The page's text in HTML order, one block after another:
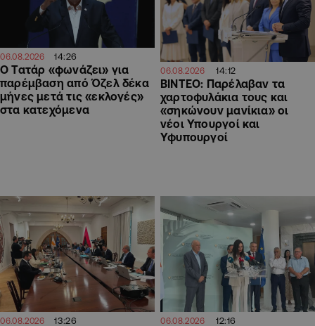
06.08.2026 14:26
Ο Τατάρ «φωνάζει» για
παρέμβαση από Όζελ δέκα
μήνες μετά τις «εκλογές»
στα κατεχόμενα
06.08.2026 14:12
ΒΙΝΤΕΟ: Παρέλαβαν τα
χαρτοφυλάκια τους και
«σηκώνουν μανίκια» οι
νέοι Υπουργοί και
Υφυπουργοί
06.08.2026 13:26 06.08.2026 12:16